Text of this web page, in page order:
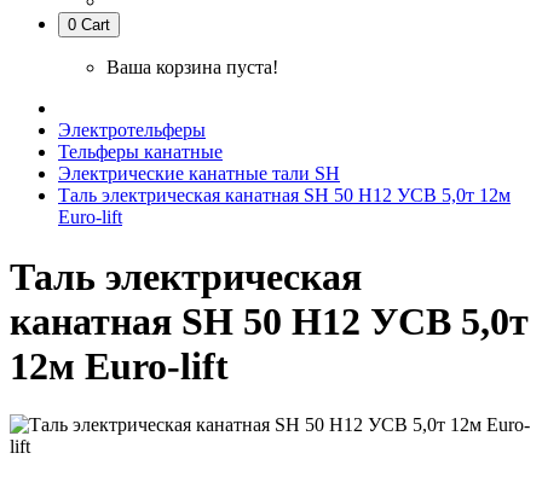
0 Cart
Ваша корзина пуста!
Электротельферы
Тельферы канатные
Электрические канатные тали SH
Таль электрическая канатная SH 50 H12 УСВ 5,0т 12м
Euro-lift
Таль электрическая
канатная SH 50 H12 УСВ 5,0т
12м Euro-lift